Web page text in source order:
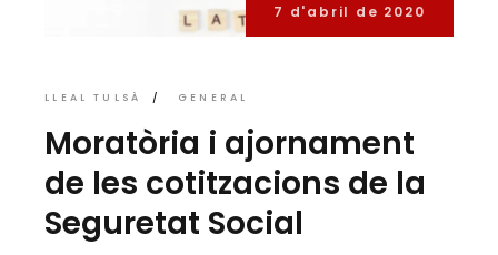
7 d'abril de 2020
LLEAL TULSÀ GENERAL
Moratòria i ajornament
de les cotitzacions de la
Seguretat Social